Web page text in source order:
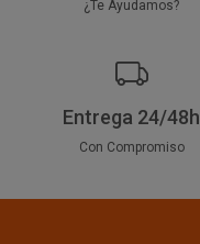
¿Te Ayudamos?
Entrega 24/48h
Con Compromiso